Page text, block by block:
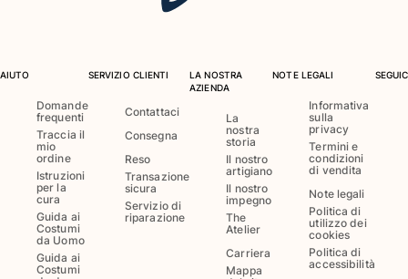
Abbigliamento
Abiti e Gonne
Tute
Pantaloncini
Felpe
Vedi tutti i Abbigliamento
Neonato
AIUTO
Domande
frequenti
Traccia il
mio
ordine
Istruzioni
per la
cura
Guida ai
Costumi
da Uomo
Guida ai
Costumi
SERVIZIO CLIENTI
Contattaci
Consegna
Reso
Transazione
sicura
Servizio di
riparazione
LA NOSTRA
AZIENDA
La
nostra
storia
Il nostro
artigiano
Il nostro
impegno
The
Atelier
Carriera
Mappa
NOTE LEGALI
Informativa
sulla
privacy
Termini e
condizioni
di vendita
Note legali
Politica di
utilizzo dei
cookies
Politica di
accessibilità